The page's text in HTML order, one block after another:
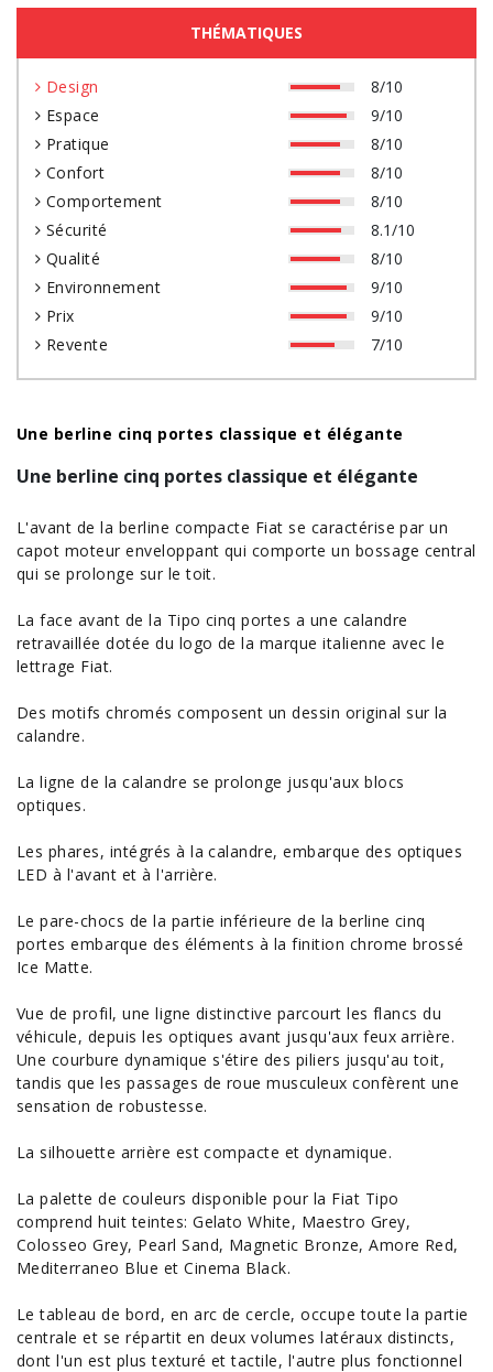
THÉMATIQUES
Design
8/10
Espace
9/10
Pratique
8/10
Confort
8/10
Comportement
8/10
Sécurité
8.1/10
Qualité
8/10
Environnement
9/10
Prix
9/10
Revente
7/10
Une berline cinq portes classique et élégante
Une berline cinq portes classique et élégante
L'avant de la berline compacte Fiat se caractérise par un
capot moteur enveloppant qui comporte un bossage central
qui se prolonge sur le toit.
La face avant de la Tipo cinq portes a une calandre
retravaillée dotée du logo de la marque italienne avec le
lettrage Fiat.
Des motifs chromés composent un dessin original sur la
calandre.
La ligne de la calandre se prolonge jusqu'aux blocs
optiques.
Les phares, intégrés à la calandre, embarque des optiques
LED à l'avant et à l'arrière.
Le pare-chocs de la partie inférieure de la berline cinq
portes embarque des éléments à la finition chrome brossé
Ice Matte.
Vue de profil, une ligne distinctive parcourt les flancs du
véhicule, depuis les optiques avant jusqu'aux feux arrière.
Une courbure dynamique s'étire des piliers jusqu'au toit,
tandis que les passages de roue musculeux confèrent une
sensation de robustesse.
La silhouette arrière est compacte et dynamique.
La palette de couleurs disponible pour la Fiat Tipo
comprend huit teintes: Gelato White, Maestro Grey,
Colosseo Grey, Pearl Sand, Magnetic Bronze, Amore Red,
Mediterraneo Blue et Cinema Black.
Le tableau de bord, en arc de cercle, occupe toute la partie
centrale et se répartit en deux volumes latéraux distincts,
dont l'un est plus texturé et tactile, l'autre plus fonctionnel